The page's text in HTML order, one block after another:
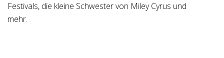
Festivals, die kleine Schwester von Miley Cyrus und
mehr.